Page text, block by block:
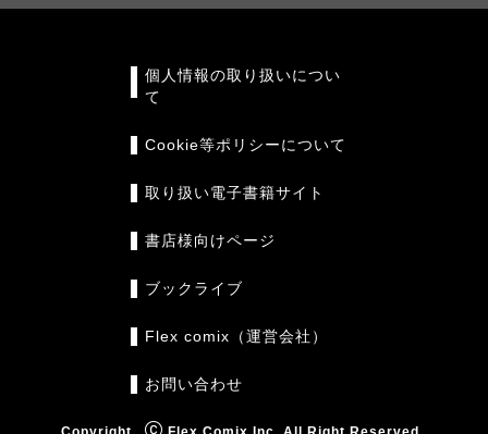
個人情報の取り扱いについ
て
Cookie等ポリシーについて
取り扱い電子書籍サイト
書店様向けページ
ブックライブ
Flex comix（運営会社）
お問い合わせ